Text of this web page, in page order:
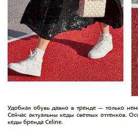
Удобная обувь давно в тренде — только
Сейчас актуальны кеды светлых оттенков.
кеды бренда Celine.